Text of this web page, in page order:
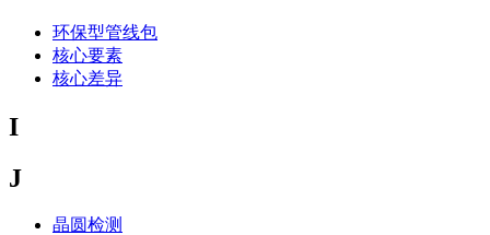
环保型管线包
核心要素
核心差异
I
J
晶圆检测